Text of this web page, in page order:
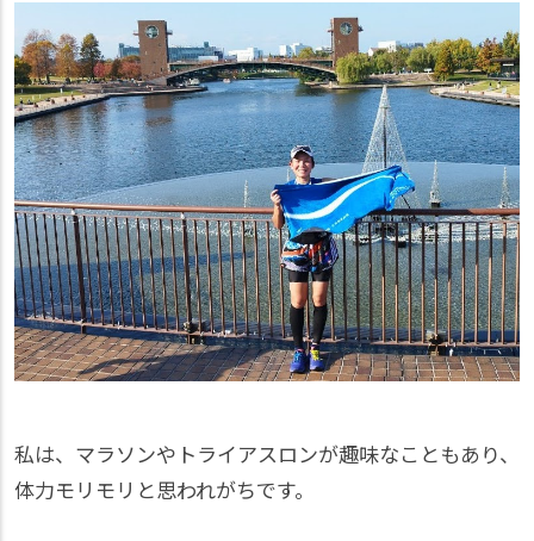
私は、マラソンやトライアスロンが趣味なこともあり、
体力モリモリと思われがちです。